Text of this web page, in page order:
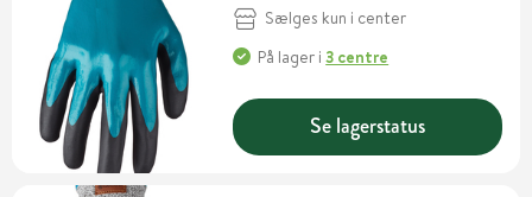
Sælges kun i center
På lager i3 centre
Se lagerstatus